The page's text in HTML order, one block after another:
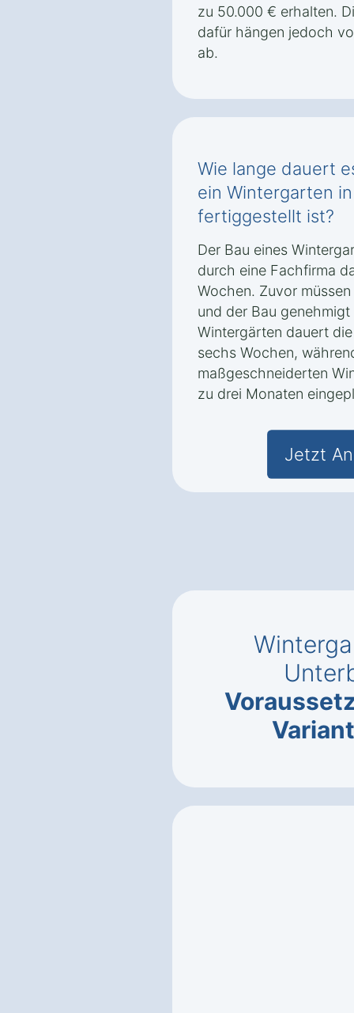
zu 50.000 € erhalten.
dafür hängen jedoch
ab.
Wie lange dauert
ein Wintergarten
fertiggestellt ist?
Der Bau eines
durch eine Fachfirma
Wochen. Zuvor
und der Bau
Wintergärten dauert
sechs Wochen,
maßgeschneiderten
zu drei Monaten
Jetzt